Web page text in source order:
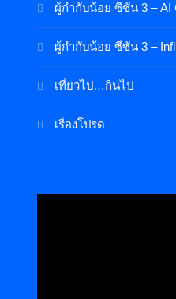
ผู้กำกับน้อย ซีซัน 3 – AI
ผู้กำกับน้อย ซีซัน 3 –
เที่ยวไป…กินไป
เรื่องโปรด